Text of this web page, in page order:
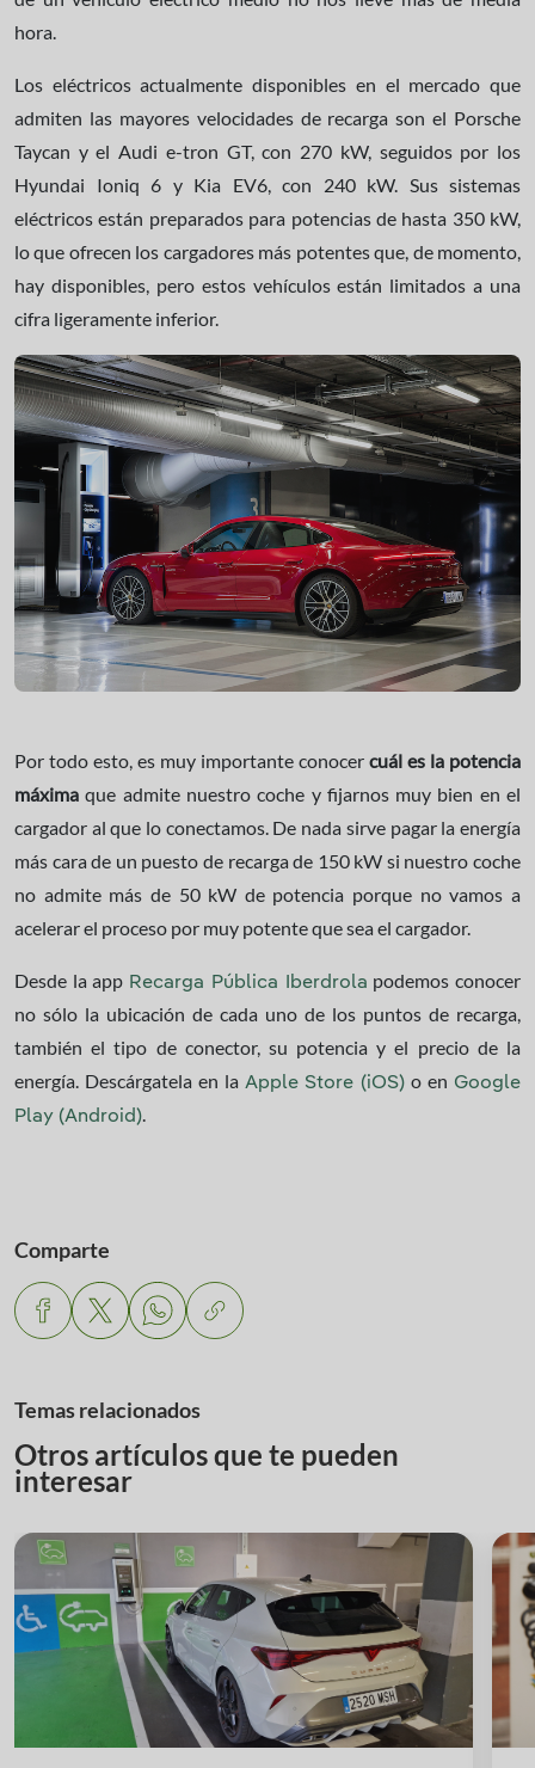
hora.
Los eléctricos actualmente disponibles en el mercado que
admiten las mayores velocidades de recarga son el Porsche
Taycan y el Audi e-tron GT, con 270 kW, seguidos por los
Hyundai Ioniq 6 y Kia EV6, con 240 kW. Sus sistemas
eléctricos están preparados para potencias de hasta 350 kW,
lo que ofrecen los cargadores más potentes que, de momento,
hay disponibles, pero estos vehículos están limitados a una
cifra ligeramente inferior.
Por todo esto, es muy importante conocer cuál es la potencia
máxima que admite nuestro coche y fijarnos muy bien en el
cargador al que lo conectamos. De nada sirve pagar la energía
más cara de un puesto de recarga de 150 kW si nuestro coche
no admite más de 50 kW de potencia porque no vamos a
acelerar el proceso por muy potente que sea el cargador.
Desde la app Recarga Pública Iberdrola podemos conocer
no sólo la ubicación de cada uno de los puntos de recarga,
también el tipo de conector, su potencia y el precio de la
energía. Descárgatela en la Apple Store (iOS) o en Google
Play (Android).
Comparte
Temas relacionados
Otros artículos que te pueden
interesar